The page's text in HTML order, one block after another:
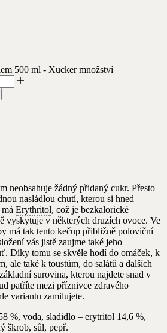
500 ml - Xucker množství
neobsahuje žádný přidaný cukr. Přesto
nasládlou chutí, kterou si hned
Erythritol, což je bezkalorické
vyskytuje v některých druzích ovoce. Ve
má tak tento kečup přibližně poloviční
vás jistě zaujme také jeho
Díky tomu se skvěle hodí do omáček, k
ale také k toustům, do salátů a dalších
surovina, kterou najdete snad v
patříte mezi příznivce zdravého
variantu zamilujete.
%, voda, sladidlo – erytritol 14,6 %,
škrob, sůl, pepř.